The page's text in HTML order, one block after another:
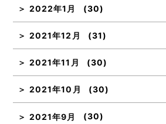
2022年1月 (30)
2021年12月 (31)
2021年11月 (30)
2021年10月 (30)
2021年9月 (30)